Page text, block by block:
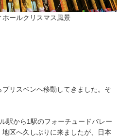
ールクリスマス風景
リスベンへ移動してきました。そ
駅から1駅のフォーチュードバレー
区へ久しぶりに来ましたが、日本